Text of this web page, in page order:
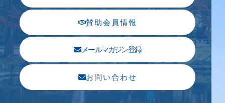
賛助会員情報
メールマガジン登録
お問い合わせ